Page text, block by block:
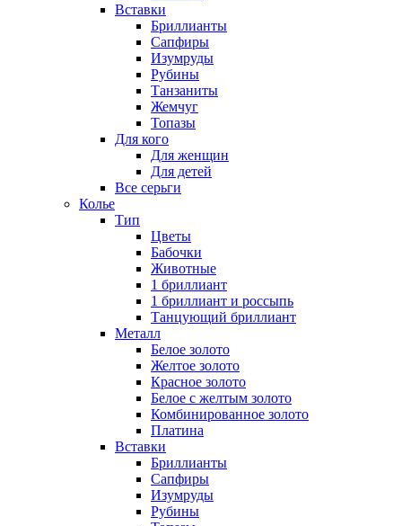
Вставки
Бриллианты
Сапфиры
Изумруды
Рубины
Танзаниты
Жемчуг
Топазы
Для кого
Для женщин
Для детей
Все серьги
Колье
Тип
Цветы
Бабочки
Животные
1 бриллиант
1 бриллиант и россыпь
Танцующий бриллиант
Металл
Белое золото
Желтое золото
Красное золото
Белое с желтым золото
Комбинированное золото
Платина
Вставки
Бриллианты
Сапфиры
Изумруды
Рубины